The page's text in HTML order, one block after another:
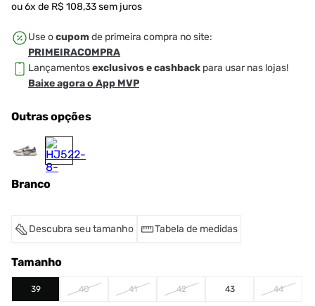
ou6x de R$ 108,33sem juros
Use ocupom de primeira compra no site:
PRIMEIRACOMPRA
Lançamentosexclusivos e cashback para usar nas lojas!
Baixe agora o App MVP
Outras opções
Branco
Descubra seu tamanho Tabela de medidas
Tamanho
39 40 41 42 43 44